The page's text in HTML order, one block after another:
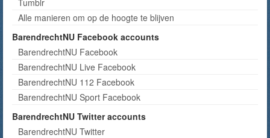
Alle manieren om op de hoogte te blijven
BarendrechtNU Facebook accounts
BarendrechtNU Facebook
BarendrechtNU Live Facebook
BarendrechtNU 112 Facebook
BarendrechtNU Sport Facebook
BarendrechtNU Twitter accounts
BarendrechtNU Twitter